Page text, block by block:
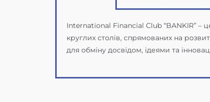
International Financial Club “BANKIR” –
круглих столів, спрямованих на
для обміну досвідом, ідеями та